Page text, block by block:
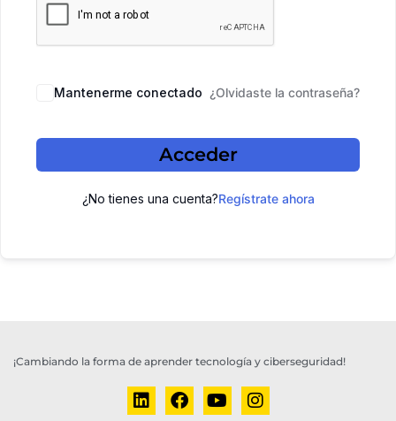
Mantenerme conectado ¿Olvidaste la contraseña?
Acceder
¿No tienes una cuenta?Regístrate ahora
¡Cambiando la forma de aprender tecnología y ciberseguridad!